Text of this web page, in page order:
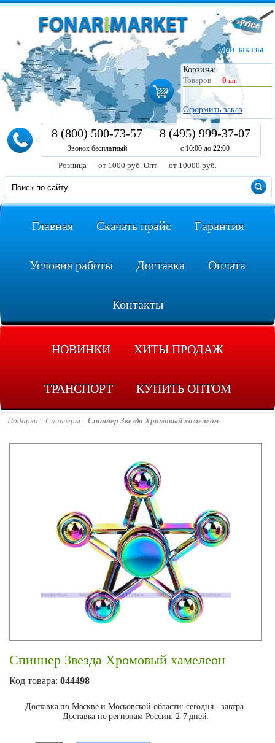
Мои заказы
Корзина:
Товаров
0 шт.
Оформить заказ
8 (800) 500-73-57
Звонок бесплатный
8 (495) 999-37-07
с 10:00 до 22:00
Розница — от 1000 руб. Опт — от 10000 руб.
Главная Скачать прайс Гарантия
Условия работы Доставка Оплата
Контакты
НОВИНКИ ХИТЫ ПРОДАЖ
ТРАНСПОРТ КУПИТЬ ОПТОМ
Подарки Спиннеры Спиннер Звезда Хромовый хамелеон
Спиннер Звезда Хромовый хамелеон
Код товара: 044498
Доставка по Москве и Московской области: сегодня - завтра.
Доставка по регионам России: 2-7 дней.